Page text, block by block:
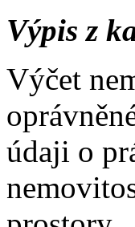
Výpis z
Výčet
údaji o